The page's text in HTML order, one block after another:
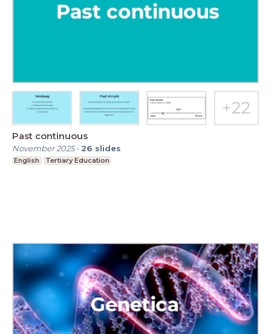
Past continuous
November 2025- 26 slides
English Tertiary Education